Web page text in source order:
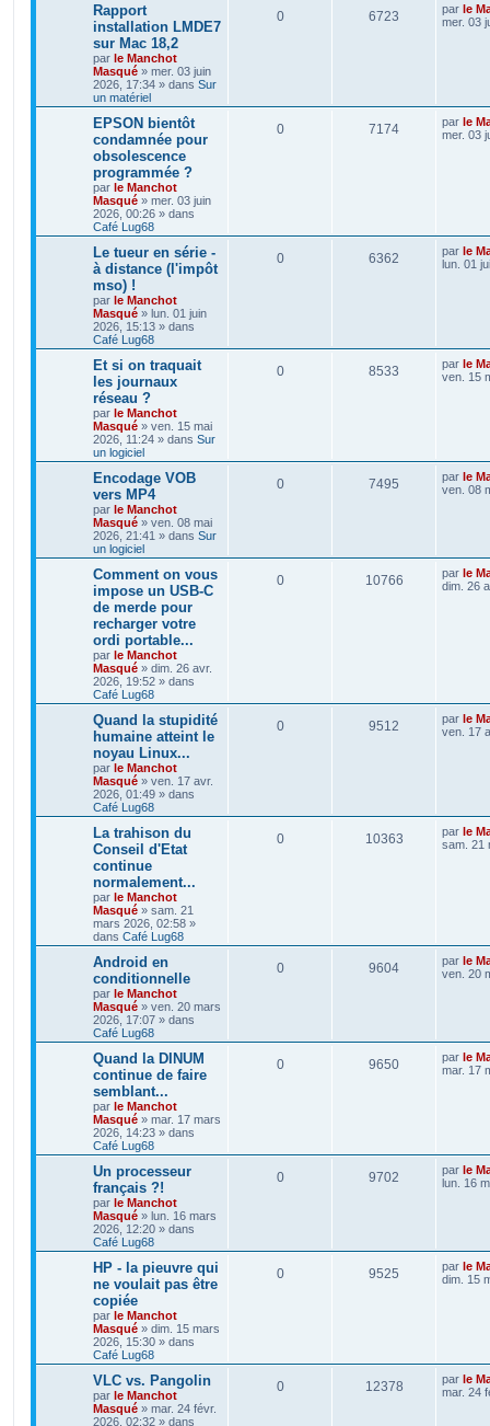
Rapport
installation LMDE7
sur Mac 18,2
par le Manchot
Masqué » mer. 03 juin
2026, 17:34 » dans Sur
un matériel
0 6723 par le
mer. 03
EPSON bientôt
condamnée pour
obsolescence
programmée ?
par le Manchot
Masqué » mer. 03 juin
2026, 00:26 » dans
Café Lug68
0 7174 par le
mer. 03
Le tueur en série -
à distance (l'impôt
mso) !
par le Manchot
Masqué » lun. 01 juin
2026, 15:13 » dans
Café Lug68
0 6362 par le
lun. 01
Et si on traquait
les journaux
réseau ?
par le Manchot
Masqué » ven. 15 mai
2026, 11:24 » dans Sur
un logiciel
0 8533 par le
ven. 15
Encodage VOB
vers MP4
par le Manchot
Masqué » ven. 08 mai
2026, 21:41 » dans Sur
un logiciel
0 7495 par le
ven. 08
Comment on vous
impose un USB-C
de merde pour
recharger votre
ordi portable...
par le Manchot
Masqué » dim. 26 avr.
2026, 19:52 » dans
Café Lug68
0 10766 par le
dim. 26
Quand la stupidité
humaine atteint le
noyau Linux...
par le Manchot
Masqué » ven. 17 avr.
2026, 01:49 » dans
Café Lug68
0 9512 par le
ven. 17
La trahison du
Conseil d'Etat
continue
normalement...
par le Manchot
Masqué » sam. 21
mars 2026, 02:58 »
dans Café Lug68
0 10363 par le
sam. 21
Android en
conditionnelle
par le Manchot
Masqué » ven. 20 mars
2026, 17:07 » dans
Café Lug68
0 9604 par le
ven. 20
Quand la DINUM
continue de faire
semblant...
par le Manchot
Masqué » mar. 17 mars
2026, 14:23 » dans
Café Lug68
0 9650 par le
mar. 17
Un processeur
français ?!
par le Manchot
Masqué » lun. 16 mars
2026, 12:20 » dans
Café Lug68
0 9702 par le
lun. 16
HP - la pieuvre qui
ne voulait pas être
copiée
par le Manchot
Masqué » dim. 15 mars
2026, 15:30 » dans
Café Lug68
0 9525 par le
dim. 15
VLC vs. Pangolin
par le Manchot
Masqué » mar. 24 févr.
2026, 02:32 » dans
0 12378 par le
mar. 24